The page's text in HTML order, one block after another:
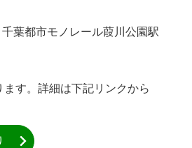
葉都市モノレール葭川公園駅
す。詳細は下記リンクから